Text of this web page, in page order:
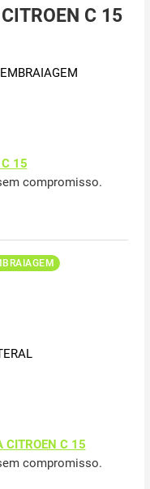
C 15
C 15
compromisso.
CITROEN C 15
compromisso.